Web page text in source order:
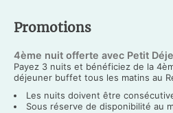
Promotions
4ème nuit offerte avec Petit
Payez 3 nuits et bénéficiez de la
déjeuner buffet tous les matins au
Les nuits doivent être
Sous réserve de disponibilité au